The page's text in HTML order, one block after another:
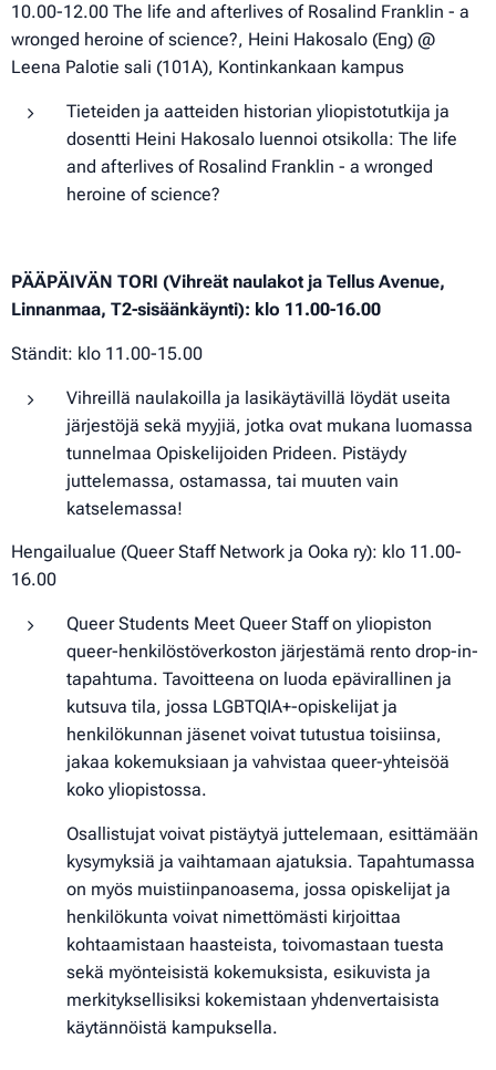
10.00-12.00 The life and afterlives of Rosalind Franklin - a
wronged heroine of science?, Heini Hakosalo (Eng) @
Leena Palotie sali (101A), Kontinkankaan kampus
Tieteiden ja aatteiden historian yliopistotutkija ja
dosentti Heini Hakosalo luennoi otsikolla: The life
and afterlives of Rosalind Franklin - a wronged
heroine of science?
PÄÄPÄIVÄN TORI (Vihreät naulakot ja Tellus Avenue,
Linnanmaa, T2-sisäänkäynti): klo 11.00-16.00
Ständit: klo 11.00-15.00
Vihreillä naulakoilla ja lasikäytävillä löydät useita
järjestöjä sekä myyjiä, jotka ovat mukana luomassa
tunnelmaa Opiskelijoiden Prideen. Pistäydy
juttelemassa, ostamassa, tai muuten vain
katselemassa!
Hengailualue (Queer Staff Network ja Ooka ry): klo 11.00-
16.00
Queer Students Meet Queer Staff on yliopiston
queer-henkilöstöverkoston järjestämä rento drop-in-
tapahtuma. Tavoitteena on luoda epävirallinen ja
kutsuva tila, jossa LGBTQIA+-opiskelijat ja
henkilökunnan jäsenet voivat tutustua toisiinsa,
jakaa kokemuksiaan ja vahvistaa queer-yhteisöä
koko yliopistossa.
Osallistujat voivat pistäytyä juttelemaan, esittämään
kysymyksiä ja vaihtamaan ajatuksia. Tapahtumassa
on myös muistiinpanoasema, jossa opiskelijat ja
henkilökunta voivat nimettömästi kirjoittaa
kohtaamistaan haasteista, toivomastaan tuesta
sekä myönteisistä kokemuksista, esikuvista ja
merkityksellisiksi kokemistaan yhdenvertaisista
käytännöistä kampuksella.